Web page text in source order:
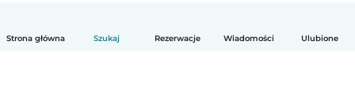
Strona główna Szukaj Rezerwacje Wiadomości Ulubione